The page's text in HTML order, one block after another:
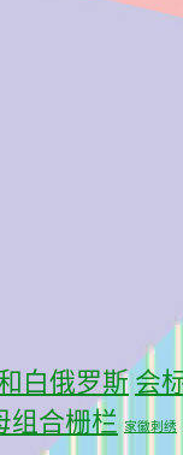
白俄罗斯 会
组合栅栏 家徽刺绣